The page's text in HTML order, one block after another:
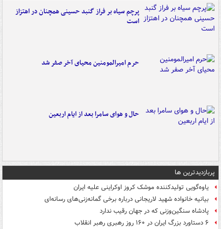
پرچم سیاه بر فراز گنبد حسینی همچنان در اهتزاز
است
حرم امیرالمومنین محیای آخر صفر شد
حال و هوای سامرا بعد از ایام اربعین
پربازدیدترین ها
یاوه‌گویی تولیدکننده موشک کروز اوکراینی علیه ایران
بیانیه خانواده شهید لاریجانی درباره برخی گمانه‌زنی‌های رسانه‌ای
پادشاه سنگین‌وزنی که در جهان رقیب ندارد
۶ دستاورد بزرگ ایران در ۱۶۰ روز رهبری رهبر انقلاب